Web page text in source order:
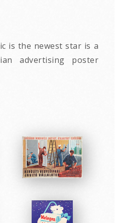
is the newest star is a
advertising poster